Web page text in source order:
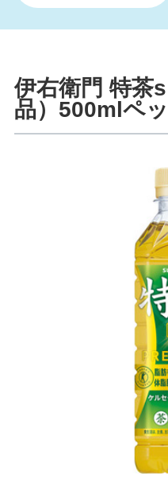
伊右衛門 特茶
品）500mlペ